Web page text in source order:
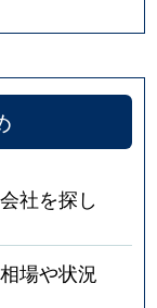
社を探し
場や状況